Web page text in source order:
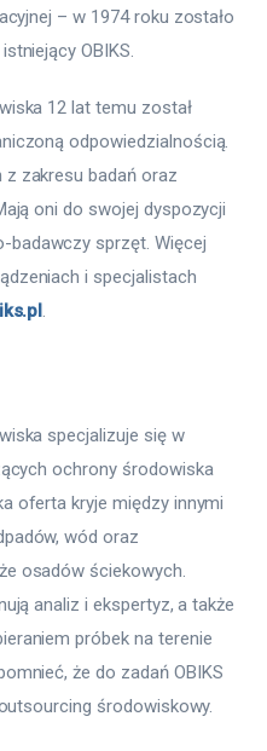
– w 1974 roku zostało
OBIKS.
12 lat temu został
odpowiedzialnością.
z zakresu badań oraz
oni do swojej dyspozycji
sprzęt. Więcej
i specjalistach
.
specjalizuje się w
ochrony środowiska
oferta kryje między innymi
wód oraz
osadów ściekowych.
analiz i ekspertyz, a także
próbek na terenie
że do zadań OBIKS
środowiskowy.